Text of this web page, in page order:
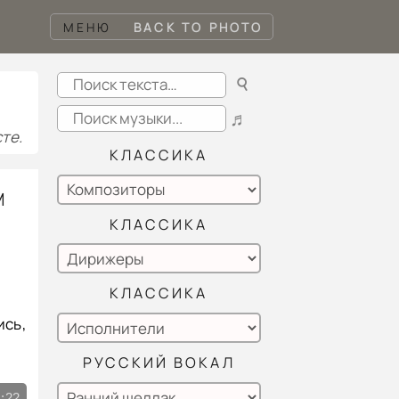
МЕНЮ BACK TO PHOTO
☌
♬
КЛАССИКА
КЛАССИКА
КЛАССИКА
РУССКИЙ ВОКАЛ